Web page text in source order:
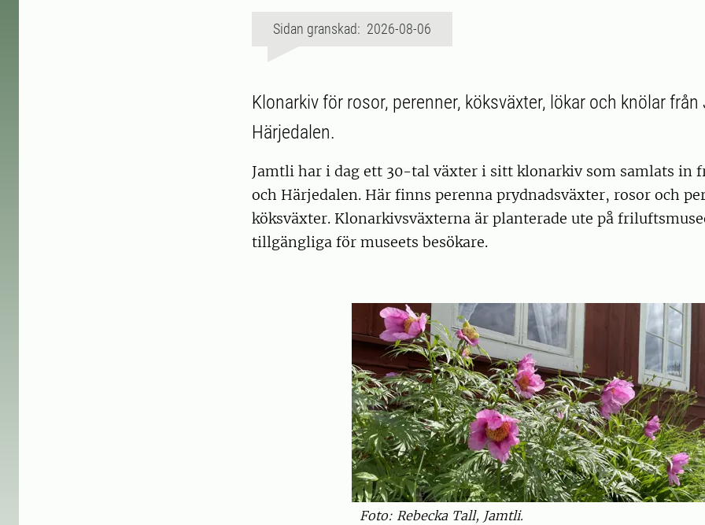
Sidan granskad: 2026-08-06
Klonarkiv för rosor, perenner, köksväxter, lökar och knölar
Härjedalen.
Jamtli har i dag ett 30-tal växter i sitt klonarkiv som samlats in
och Härjedalen. Här finns perenna prydnadsväxter, rosor och
köksväxter. Klonarkivsväxterna är planterade ute på
tillgängliga för museets besökare.
Foto: Rebecka Tall, Jamtli.